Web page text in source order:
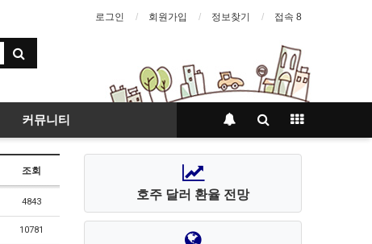
로그인 회원가입 정보찾기 접속 8
커뮤니티
조회
4843
10781
호주 달러 환율 전망